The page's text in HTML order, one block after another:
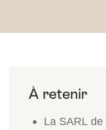
La SARL